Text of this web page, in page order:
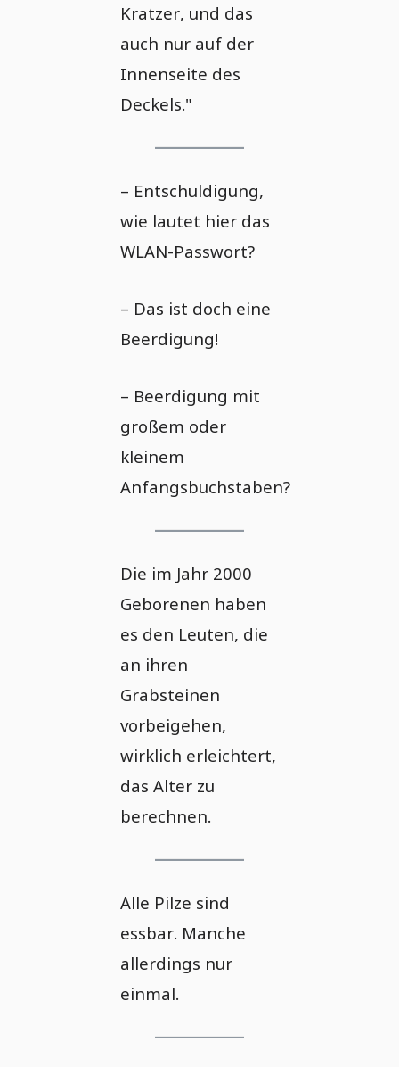
Kratzer, und das
auch nur auf der
Innenseite des
Deckels."
– Entschuldigung,
wie lautet hier das
WLAN-Passwort?
– Das ist doch eine
Beerdigung!
– Beerdigung mit
großem oder
kleinem
Anfangsbuchstaben?
Die im Jahr 2000
Geborenen haben
es den Leuten, die
an ihren
Grabsteinen
vorbeigehen,
wirklich erleichtert,
das Alter zu
berechnen.
Alle Pilze sind
essbar. Manche
allerdings nur
einmal.